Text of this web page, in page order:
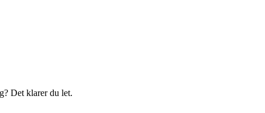
Det klarer du let.